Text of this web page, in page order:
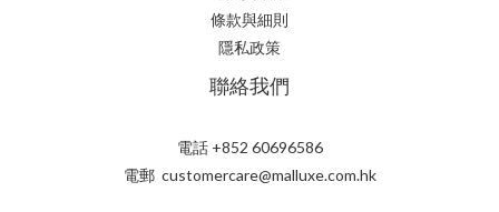
條款與細則
隱私政策
聯絡我們
電話 +852 60696586
電郵 customercare@malluxe.com.hk